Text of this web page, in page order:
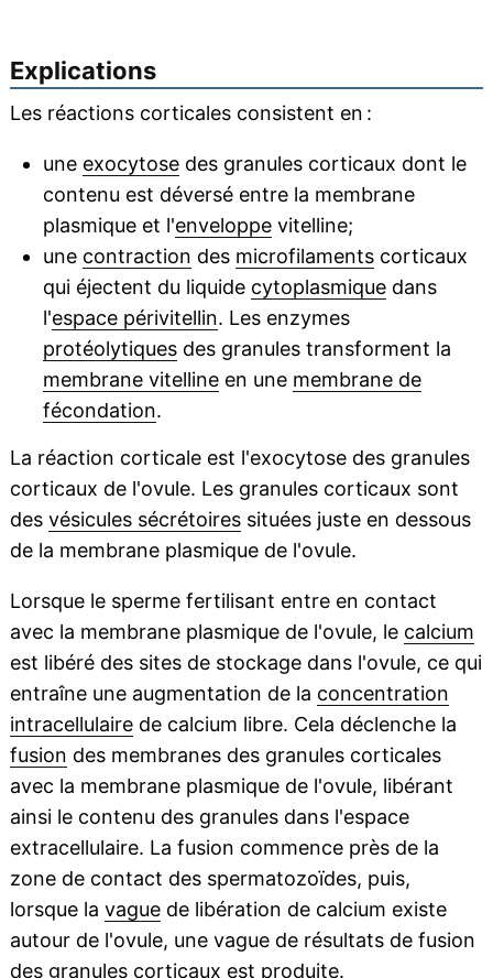
Explications
Les réactions corticales consistent en :
une exocytosedes granules corticaux dont le
contenu est déversé entre la membrane
plasmique et l'enveloppevitelline;
une contraction des microfilamentscorticaux
qui éjectent du liquide cytoplasmiquedans
l'espace périvitellin. Les enzymes
protéolytiquesdes granules transforment la
membrane vitellineen une membrane de
fécondation.
La réaction corticale est l'exocytose des granules
corticaux de l'ovule. Les granules corticaux sont
des vésicules sécrétoiressituées juste en dessous
de la membrane plasmique de l'ovule.
Lorsque le sperme fertilisant entre en contact
avec la membrane plasmique de l'ovule, le calcium
est libéré des sites de stockage dans l'ovule, ce qui
entraîne une augmentation de la concentration
intracellulairede calcium libre. Cela déclenche la
fusion des membranes des granules corticales
avec la membrane plasmique de l'ovule, libérant
ainsi le contenu des granules dans l'espace
extracellulaire. La fusion commence près de la
zone de contact des spermatozoïdes, puis,
lorsque la vaguede libération de calcium existe
autour de l'ovule, une vague de résultats de fusion
des granules corticaux est produite.